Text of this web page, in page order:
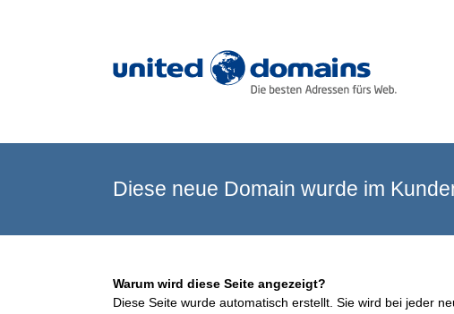
Diese neue Domain wurde im
Warum wird diese Seite angezeigt?
Diese Seite wurde automatisch erstellt. Sie wird bei jeder